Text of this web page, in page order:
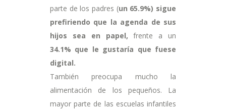
parte de los padres (un 65.9%) sigue
prefiriendo que la agenda de sus
hijos sea en papel, frente a un
34.1% que le gustaría que fuese
digital.
También preocupa mucho la
alimentación de los pequeños. La
mayor parte de las escuelas infantiles